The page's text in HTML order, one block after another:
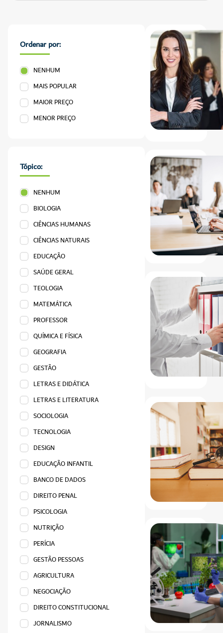
Ordenar por:
NENHUM
MAIS POPULAR
MAIOR PREÇO
MENOR PREÇO
Tópico:
NENHUM
BIOLOGIA
CIÊNCIAS HUMANAS
CIÊNCIAS NATURAIS
EDUCAÇÃO
SAÚDE GERAL
TEOLOGIA
MATEMÁTICA
PROFESSOR
QUÍMICA E FÍSICA
GEOGRAFIA
GESTÃO
LETRAS E DIDÁTICA
LETRAS E LITERATURA
SOCIOLOGIA
TECNOLOGIA
DESIGN
EDUCAÇÃO INFANTIL
BANCO DE DADOS
DIREITO PENAL
PSICOLOGIA
NUTRIÇÃO
PERÍCIA
GESTÃO PESSOAS
AGRICULTURA
NEGOCIAÇÃO
DIREITO CONSTITUCIONAL
JORNALISMO